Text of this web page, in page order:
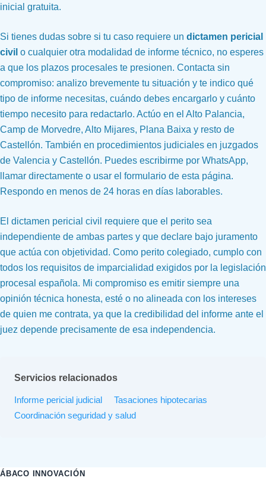
inicial gratuita.
Si tienes dudas sobre si tu caso requiere un dictamen pericial
civil o cualquier otra modalidad de informe técnico, no esperes
a que los plazos procesales te presionen. Contacta sin
compromiso: analizo brevemente tu situación y te indico qué
tipo de informe necesitas, cuándo debes encargarlo y cuánto
tiempo necesito para redactarlo. Actúo en el Alto Palancia,
Camp de Morvedre, Alto Mijares, Plana Baixa y resto de
Castellón. También en procedimientos judiciales en juzgados
de Valencia y Castellón. Puedes escribirme por WhatsApp,
llamar directamente o usar el formulario de esta página.
Respondo en menos de 24 horas en días laborables.
El dictamen pericial civil requiere que el perito sea
independiente de ambas partes y que declare bajo juramento
que actúa con objetividad. Como perito colegiado, cumplo con
todos los requisitos de imparcialidad exigidos por la legislación
procesal española. Mi compromiso es emitir siempre una
opinión técnica honesta, esté o no alineada con los intereses
de quien me contrata, ya que la credibilidad del informe ante el
juez depende precisamente de esa independencia.
Servicios relacionados
Informe pericial judicial
Tasaciones hipotecarias
Coordinación seguridad y salud
ÁBACO INNOVACIÓN